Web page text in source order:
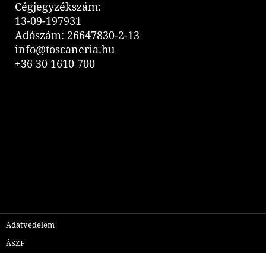
Cégjegyzékszám:
13-09-197931
Adószám: 26647830-2-13
info@toscaneria.hu
+36 30 1610 700
Adatvédelem
ÁSZF